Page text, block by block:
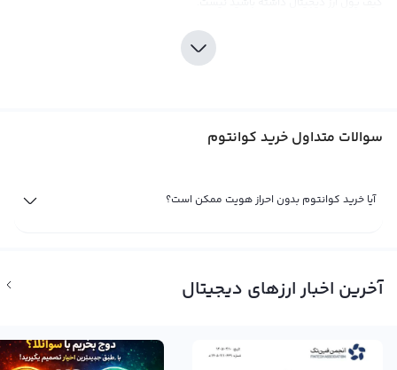
مشتاقان خرید کوانتوم در ایران می‌توانند از طریق صرافیی ارز دیجیتال برای خرید
کوانتوم با استفاده از ریال، تومان، تتر و سایر ارزهای دیجیتال را در اختیار کاربران خود
سوالات متداول خرید کوانتوم
آیا خرید کوانتوم بدون احراز هویت ممکن است؟
آخرین اخبار ارزهای دیجیتال